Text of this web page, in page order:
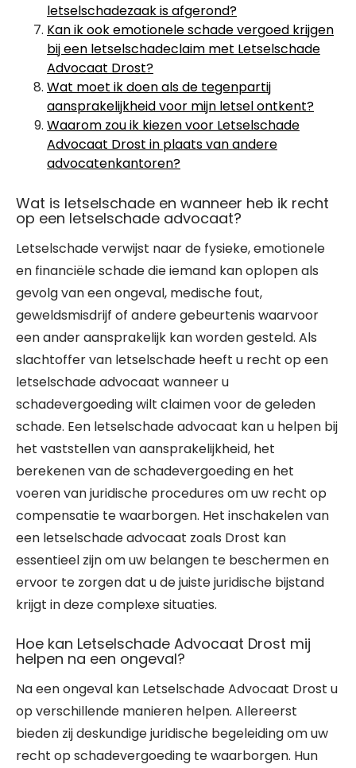
letselschadezaak is afgerond?
Kan ik ook emotionele schade vergoed krijgen
bij een letselschadeclaim met Letselschade
Advocaat Drost?
Wat moet ik doen als de tegenpartij
aansprakelijkheid voor mijn letsel ontkent?
Waarom zou ik kiezen voor Letselschade
Advocaat Drost in plaats van andere
advocatenkantoren?
Wat is letselschade en wanneer heb ik recht
op een letselschade advocaat?
Letselschade verwijst naar de fysieke, emotionele
en financiële schade die iemand kan oplopen als
gevolg van een ongeval, medische fout,
geweldsmisdrijf of andere gebeurtenis waarvoor
een ander aansprakelijk kan worden gesteld. Als
slachtoffer van letselschade heeft u recht op een
letselschade advocaat wanneer u
schadevergoeding wilt claimen voor de geleden
schade. Een letselschade advocaat kan u helpen bij
het vaststellen van aansprakelijkheid, het
berekenen van de schadevergoeding en het
voeren van juridische procedures om uw recht op
compensatie te waarborgen. Het inschakelen van
een letselschade advocaat zoals Drost kan
essentieel zijn om uw belangen te beschermen en
ervoor te zorgen dat u de juiste juridische bijstand
krijgt in deze complexe situaties.
Hoe kan Letselschade Advocaat Drost mij
helpen na een ongeval?
Na een ongeval kan Letselschade Advocaat Drost u
op verschillende manieren helpen. Allereerst
bieden zij deskundige juridische begeleiding om uw
recht op schadevergoeding te waarborgen. Hun